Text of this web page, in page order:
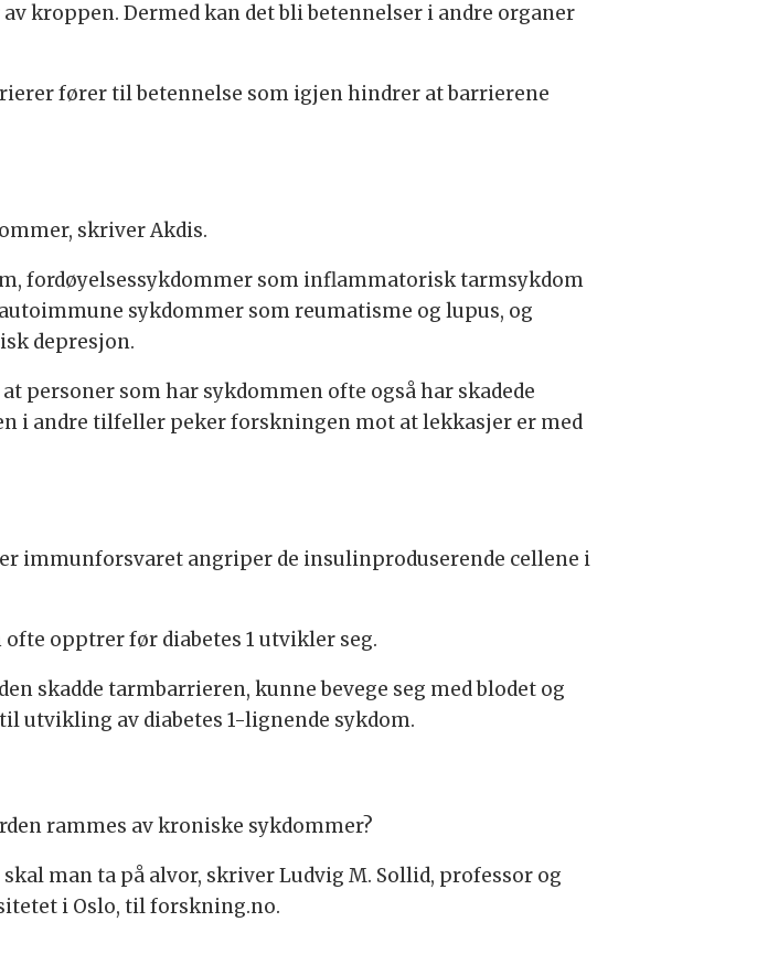
kroppen. Dermed kan det bli betennelser i andre organer
fører til betennelse som igjen hindrer at barrierene
skriver Akdis.
fordøyelsessykdommer som inflammatorisk tarmsykdom
sykdommer som reumatisme og lupus, og
depresjon.
personer som har sykdommen ofte også har skadede
i andre tilfeller peker forskningen mot at lekkasjer er med
immunforsvaret angriper de insulinproduserende cellene i
opptrer før diabetes 1 utvikler seg.
skadde tarmbarrieren, kunne bevege seg med blodet og
utvikling av diabetes 1-lignende sykdom.
rammes av kroniske sykdommer?
man ta på alvor, skriver Ludvig M. Sollid, professor og
i Oslo, til forskning.no.